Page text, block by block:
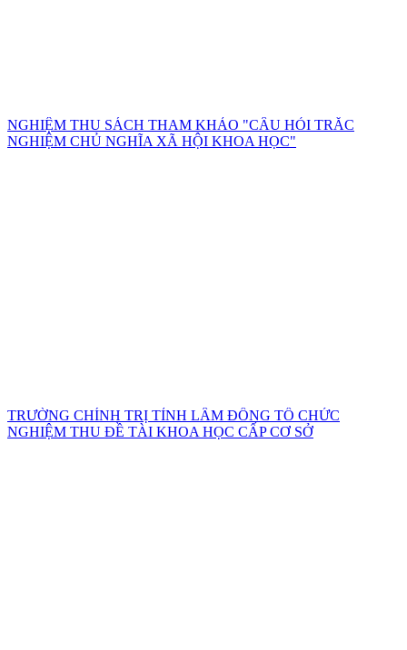
NGHIỆM THU SÁCH THAM KHẢO "CÂU HỎI TRẮC
NGHIỆM CHỦ NGHĨA XÃ HỘI KHOA HỌC"
TRƯỜNG CHÍNH TRỊ TỈNH LÂM ĐỒNG TỔ CHỨC
NGHIỆM THU ĐỀ TÀI KHOA HỌC CẤP CƠ SỞ